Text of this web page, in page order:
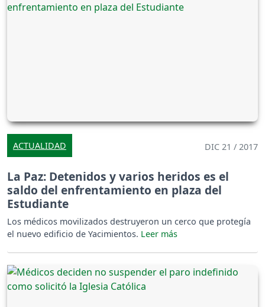
ACTUALIDAD DIC 21 / 2017
La Paz: Detenidos y varios heridos es el
saldo del enfrentamiento en plaza del
Estudiante
Los médicos movilizados destruyeron un cerco que protegía
el nuevo edificio de Yacimientos.